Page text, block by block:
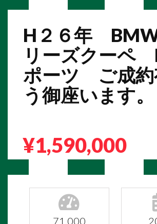
H２６年
リーズクーペ
ポーツ ご成約
う御座います。
¥1,590,000
71,000